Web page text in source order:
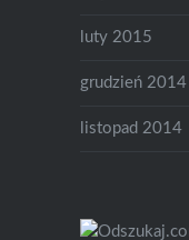
luty 2015
grudzień 2014
listopad 2014